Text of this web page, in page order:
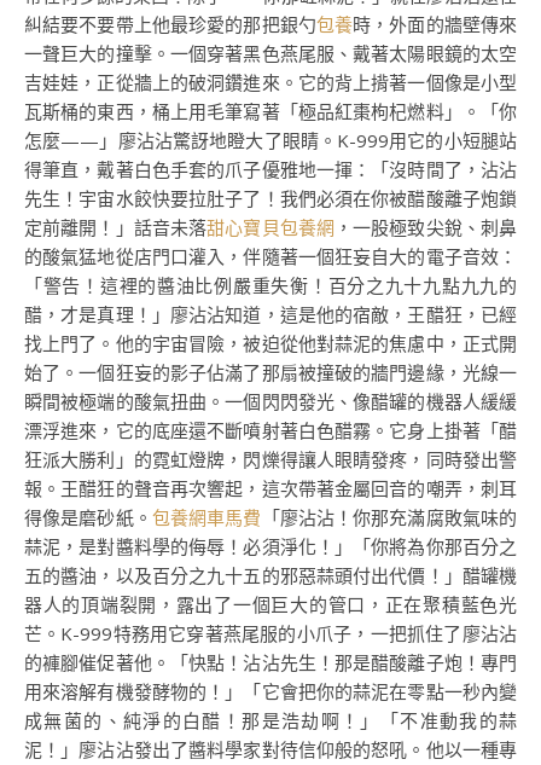
糾結要不要帶上他最珍愛的那把銀勺包養時，外面的牆壁傳來
一聲巨大的撞擊。一個穿著黑色燕尾服、戴著太陽眼鏡的太空
吉娃娃，正從牆上的破洞鑽進來。它的背上揹著一個像是小型
瓦斯桶的東西，桶上用毛筆寫著「極品紅棗枸杞燃料」。「你
怎麼——」廖沾沾驚訝地瞪大了眼睛。K-999用它的小短腿站
得筆直，戴著白色手套的爪子優雅地一揮：「沒時間了，沾沾
先生！宇宙水餃快要拉肚子了！我們必須在你被醋酸離子炮鎖
定前離開！」話音未落甜心寶貝包養網 ，一股極致尖銳、刺鼻
的酸氣猛地從店門口灌入，伴隨著一個狂妄自大的電子音效：
「警告！這裡的醬油比例嚴重失衡！百分之九十九點九九的
醋，才是真理！」廖沾沾知道，這是他的宿敵，王醋狂，已經
找上門了。他的宇宙冒險，被迫從他對蒜泥的焦慮中，正式開
始了。一個狂妄的影子佔滿了那扇被撞破的牆門邊緣，光線一
瞬間被極端的酸氣扭曲。一個閃閃發光、像醋罐的機器人緩緩
漂浮進來，它的底座還不斷噴射著白色醋霧。它身上掛著「醋
狂派大勝利」的霓虹燈牌，閃爍得讓人眼睛發疼，同時發出警
報。王醋狂的聲音再次響起，這次帶著金屬回音的嘲弄，刺耳
得像是磨砂紙。 包養網車馬費 「廖沾沾！你那充滿腐敗氣味的
蒜泥，是對醬料學的侮辱！必須淨化！」「你將為你那百分之
五的醬油，以及百分之九十五的邪惡蒜頭付出代價！」醋罐機
器人的頂端裂開，露出了一個巨大的管口，正在聚積藍色光
芒。K-999特務用它穿著燕尾服的小爪子，一把抓住了廖沾沾
的褲腳催促著他。「快點！沾沾先生！那是醋酸離子炮！專門
用來溶解有機發酵物的！」「它會把你的蒜泥在零點一秒內變
成無菌的、純淨的白醋！那是浩劫啊！」「不准動我的蒜
泥！」廖沾沾發出了醬料學家對待信仰般的怒吼。他以一種專